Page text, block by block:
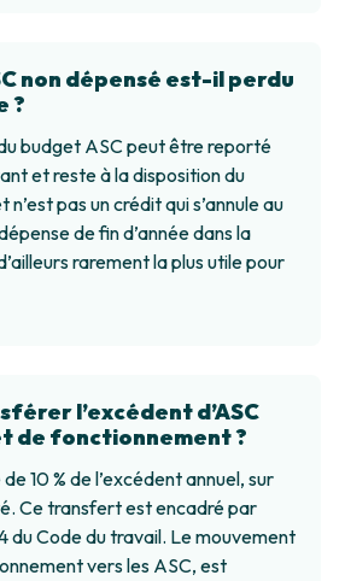
non dépensé est-il perdu
?
budget ASC peut être reporté
et reste à la disposition du
pas un crédit qui s’annule au
de fin d’année dans la
rarement la plus utile pour
l’excédent d’ASC
de fonctionnement ?
10 % de l’excédent annuel, sur
Ce transfert est encadré par
du Code du travail. Le mouvement
vers les ASC, est